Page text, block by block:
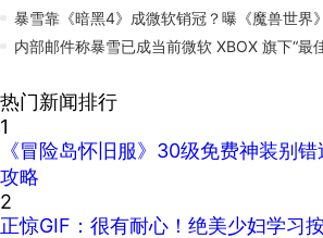
热门新闻排行
1
《冒险岛怀旧服》30级免费神装别
攻略
2
正惊GIF：很有耐心！绝美少妇学习